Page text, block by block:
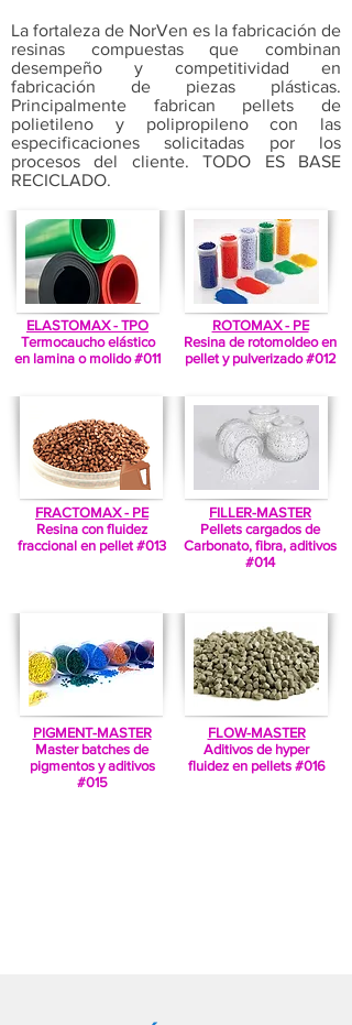
La fortaleza de NorVen es la fabricación de
resinas compuestas que combinan
desempeño y competitividad en
fabricación de piezas plásticas.
Principalmente fabrican pellets de
polietileno y polipropileno con las
especificaciones solicitadas por los
procesos del cliente. TODO ES BASE
RECICLADO.
ELASTOMAX - TPO
Termocaucho elástico
en lamina o molido#011
ROTOMAX - PE
Resina de rotomoldeo en
pellet y pulverizado #012
FRACTOMAX - PE
Resina con fluidez
fraccional en pellet #013
FILLER-MASTER
Pellets cargados de
Carbonato, fibra, aditivos
#014
PIGMENT-MASTER
Master batches de
pigmentos y aditivos
#015
FLOW-MASTER
Aditivos de hyper
fluidez en pellets #016